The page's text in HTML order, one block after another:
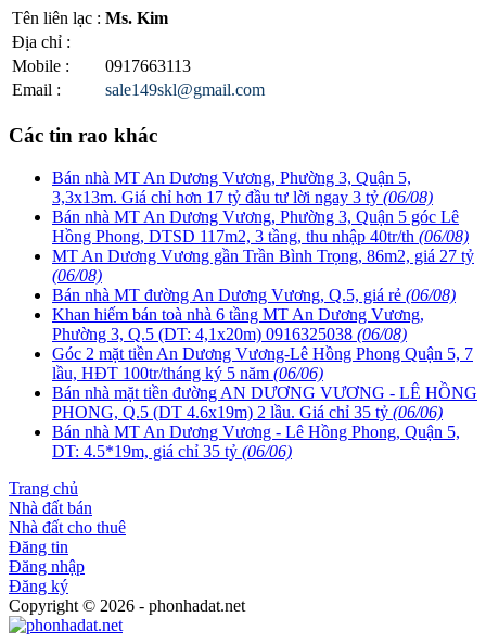
Tên liên lạc : Ms. Kim
Địa chỉ :
Mobile :
0917663113
Email : sale149skl@gmail.com
Các tin rao khác
Bán nhà MT An Dương Vương, Phường 3, Quận 5,
3,3x13m. Giá chỉ hơn 17 tỷ đầu tư lời ngay 3 tỷ (06/08)
Bán nhà MT An Dương Vương, Phường 3, Quận 5 góc Lê
Hồng Phong, DTSD 117m2, 3 tầng, thu nhập 40tr/th (06/08)
MT An Dương Vương gần Trần Bình Trọng, 86m2, giá 27 tỷ
(06/08)
Bán nhà MT đường An Dương Vương, Q.5, giá rẻ (06/08)
Khan hiếm bán toà nhà 6 tầng MT An Dương Vương,
Phường 3, Q.5 (DT: 4,1x20m) 0916325038 (06/08)
Góc 2 mặt tiền An Dương Vương-Lê Hồng Phong Quận 5, 7
lầu, HĐT 100tr/tháng ký 5 năm (06/06)
Bán nhà mặt tiền đường AN DƯƠNG VƯƠNG - LÊ HỒNG
PHONG, Q.5 (DT 4.6x19m) 2 lầu. Giá chỉ 35 tỷ (06/06)
Bán nhà MT An Dương Vương - Lê Hồng Phong, Quận 5,
DT: 4.5*19m, giá chỉ 35 tỷ (06/06)
Trang chủ
Nhà đất bán
Nhà đất cho thuê
Đăng tin
Đăng nhập
Đăng ký
Copyright © 2026 - phonhadat.net